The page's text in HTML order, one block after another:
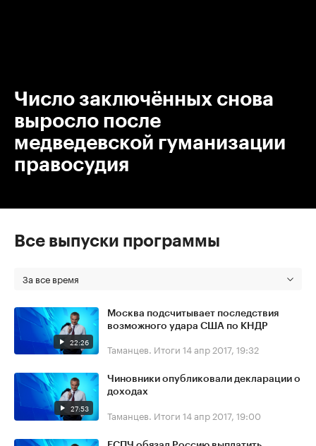
Число заключённых снова
выросло после
медведевской гуманизации
правосудия
Все выпуски программы
За все время
22:26
Москва подсчитывает последствия
возможного удара США по КНДР
Таманцев. Итоги 14 апр 2017, 19:32
27:53
Чиновники опубликовали декларации о
доходах
Таманцев. Итоги 14 апр 2017, 19:00